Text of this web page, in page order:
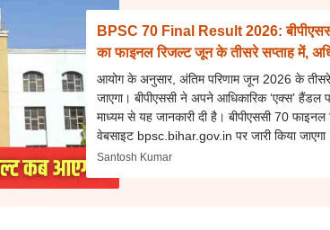
BPSC 70 Final Result 2026: बीपीएससी
का फाइनल रिजल्ट जून के तीसरे सप्ताह में,
आयोग के अनुसार, अंतिम परिणाम जून 2026 के तीसरे
जाएगा। बीपीएससी ने अपने आधिकारिक ‘एक्स’ हैंडल
माध्यम से यह जानकारी दी है। बीपीएससी 70
वेबसाइट bpsc.bihar.gov.in पर जारी किया
Santosh Kumar